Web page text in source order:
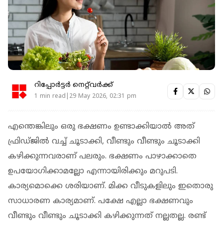
റിപ്പോർട്ടർ നെറ്റ്‌വര്‍ക്ക്‌
1 min read|29 May 2026, 02:31 pm
എന്തെങ്കിലും ഒരു ഭക്ഷണം ഉണ്ടാക്കിയാല്‍ അത്
ഫ്രിഡ്ജില്‍ വച്ച് ചൂടാക്കി, വീണ്ടും വീണ്ടും ചൂടാക്കി
കഴിക്കുന്നവരാണ് പലരും. ഭക്ഷണം പാഴാക്കാതെ
ഉപയോഗിക്കാമല്ലോ എന്നായിരിക്കും മറുപടി.
കാര്യമൊക്കെ ശരിയാണ്. മിക്ക വീടുകളിലും ഇതൊരു
സാധാരണ കാര്യമാണ്. പക്ഷേ എല്ലാ ഭക്ഷണവും
വീണ്ടും വീണ്ടും ചൂടാക്കി കഴിക്കുന്നത് നല്ലതല്ല. രണ്ട്